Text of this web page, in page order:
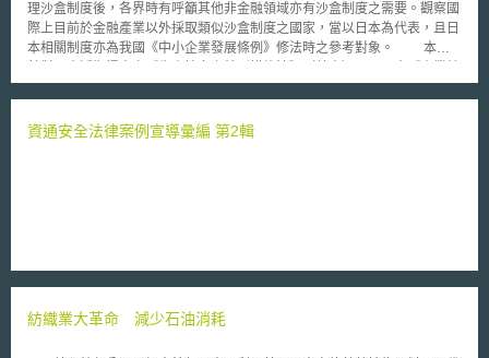
理沙盒制度後，各界時有呼籲其他非金融領域亦有沙盒制度之需要。觀察國
際上目前於金融產業以外採取類似沙盒制度之國家，當以日本為代表，且日
本相關制度亦為我國《中小企業發展條例》修法時之參考對象。 本文
爭力強化法》新近之修法等兩項日本近來有關沙盒制度之修法為觀察對象，
企業實證特例制度修正重點以及《生產性向上特別措施法》（草案）中「專
立單一窗口協助申請者決定其可適用之實證制度。
資通安全法律案例宣導彙編 第2輯
紡織業大革命 減少石油消耗